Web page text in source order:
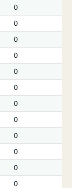
0
0
0
0
0
0
0
0
0
0
0
0